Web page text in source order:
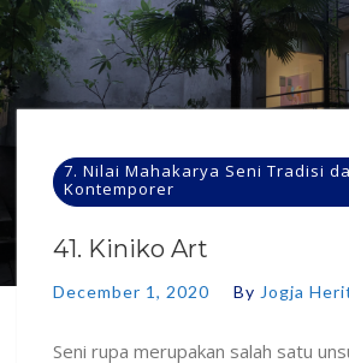
7. Nilai Mahakarya Seni Tradisi
Kontemporer
41. Kiniko Art
December 1, 2020 By Jogja
Seni rupa merupakan salah satu